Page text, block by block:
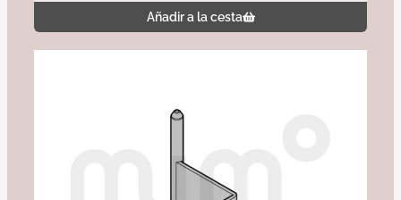
Añadir a la cesta